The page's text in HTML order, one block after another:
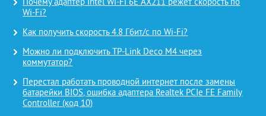
Почему адаптер Intel Wi-Fi 6E AX211 режет скорость по
Wi-Fi?
Как получить скорость 4.8 Гбит/с по Wi-Fi?
Можно ли подключить TP-Link Deco M4 через
коммутатор?
Перестал работать проводной интернет после замены
батарейки BIOS, ошибка адаптера Realtek PCIe FE Family
Controller (код 10)